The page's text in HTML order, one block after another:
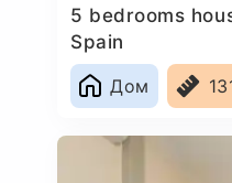
5 bedrooms
Spain
Дом